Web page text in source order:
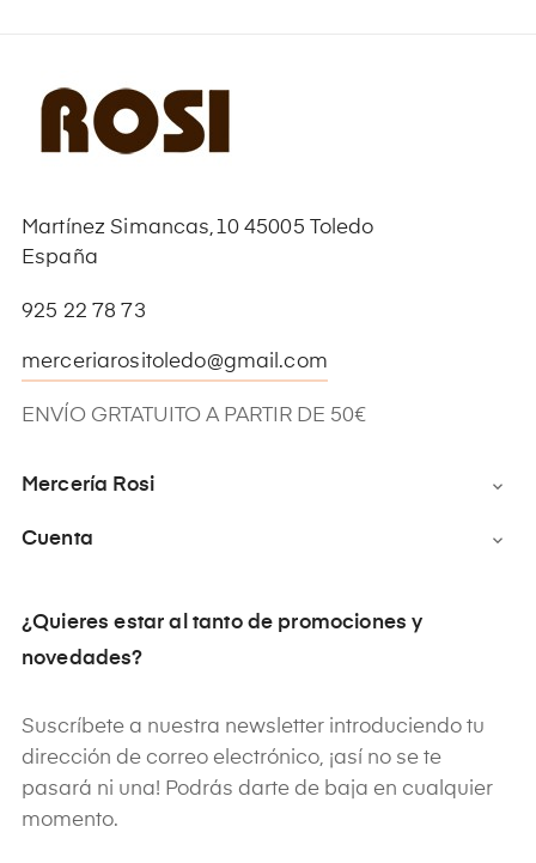
Martínez Simancas,10 45005 Toledo
España
925 22 78 73
merceriarositoledo@gmail.com
ENVÍO GRTATUITO A PARTIR DE 50€
Mercería Rosi 
Cuenta 
¿Quieres estar al tanto de promociones y
novedades?
Suscríbete a nuestra newsletter introduciendo tu
dirección de correo electrónico, ¡así no se te
pasará ni una! Podrás darte de baja en cualquier
momento.